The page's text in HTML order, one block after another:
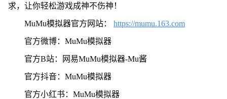
求，让你轻松游戏成神不伤神！
MuMu模拟器官方网站： https://mumu.163.com
官方微博：MuMu模拟器
官方B站：网易MuMu模拟器-Mu酱
官方抖音：MuMu模拟器
官方小红书：MuMu模拟器